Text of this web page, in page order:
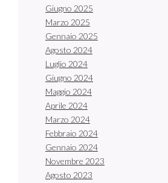
Giugno 2025
Marzo 2025
Gennaio 2025
Agosto 2024
Luglio 2024
Giugno 2024
Maggio 2024
Aprile 2024
Marzo 2024
Febbraio 2024
Gennaio 2024
Novembre 2023
Agosto 2023